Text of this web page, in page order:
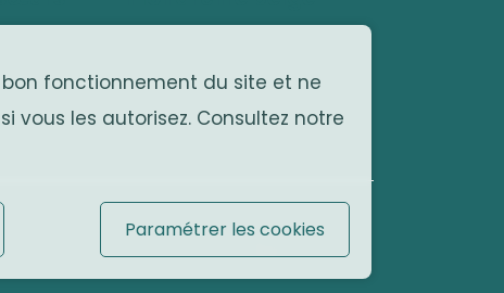
bon fonctionnement du site et ne
vous les autorisez. Consultez notre
Paramétrer les cookies
... byOrganica